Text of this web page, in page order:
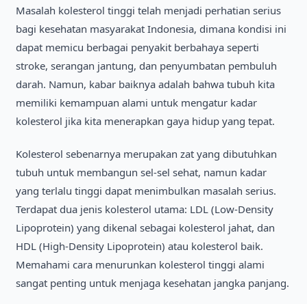
Masalah kolesterol tinggi telah menjadi perhatian serius
bagi kesehatan masyarakat Indonesia, dimana kondisi ini
dapat memicu berbagai penyakit berbahaya seperti
stroke, serangan jantung, dan penyumbatan pembuluh
darah. Namun, kabar baiknya adalah bahwa tubuh kita
memiliki kemampuan alami untuk mengatur kadar
kolesterol jika kita menerapkan gaya hidup yang tepat.
Kolesterol sebenarnya merupakan zat yang dibutuhkan
tubuh untuk membangun sel-sel sehat, namun kadar
yang terlalu tinggi dapat menimbulkan masalah serius.
Terdapat dua jenis kolesterol utama: LDL (Low-Density
Lipoprotein) yang dikenal sebagai kolesterol jahat, dan
HDL (High-Density Lipoprotein) atau kolesterol baik.
Memahami cara menurunkan kolesterol tinggi alami
sangat penting untuk menjaga kesehatan jangka panjang.